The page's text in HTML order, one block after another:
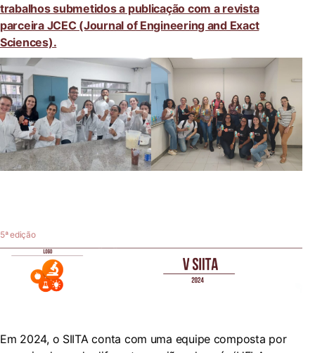
trabalhos submetidos a publicação com a revista
parceira JCEC (Journal of Engineering and Exact
Sciences).
5ª edição
Em 2024, o SIITA conta com uma equipe composta por